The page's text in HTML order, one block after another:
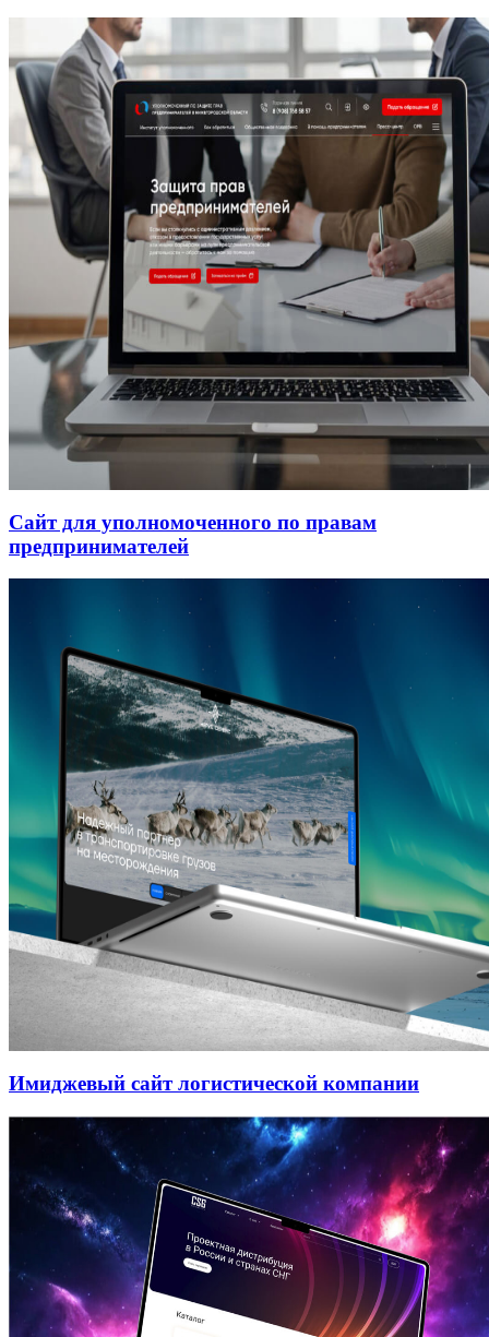
Сайт для уполномоченного по правам
предпринимателей
Имиджевый сайт логистической компании